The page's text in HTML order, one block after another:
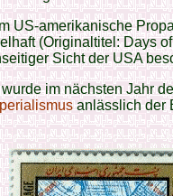
US-amerikanische
(Originaltitel: Days
Sicht der USA
wurde im nächsten Jahr
anlässlich der